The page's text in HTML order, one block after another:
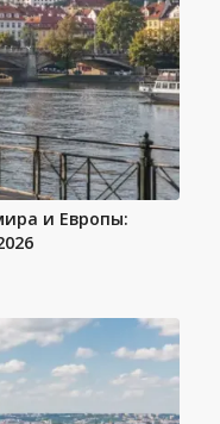
и Европы: